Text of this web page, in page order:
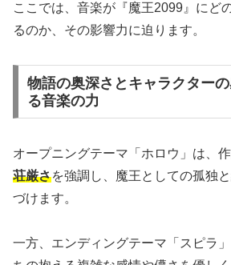
ここでは、音楽が『魔王2099』にど
るのか、その影響力に迫ります。
物語の奥深さとキャラクター
る音楽の力
オープニングテーマ「ホロウ」は、
荘厳さを強調し、魔王としての孤独
づけます。
一方、エンディングテーマ「スピラ